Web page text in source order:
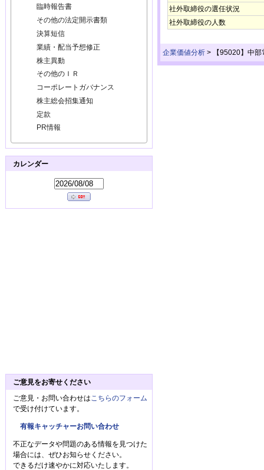
社外取締役の選任状況
社外取締役の人数
企業価値分析 > 【95020】中
臨時報告書
その他の法定開示書類
決算短信
業績・配当予想修正
株主異動
その他のＩＲ
コーポレートガバナンス
株主総会招集通知
定款
PR情報
カレンダー
ご意見をお寄せください
ご意見・お問い合わせは こちらのフォーム
で受け付けています。
有報キャッチャーお問い合わせ
不正なデータや問題のある情報を見つけた
場合には、ぜひお知らせください。
できるだけ速やかに対応いたします。